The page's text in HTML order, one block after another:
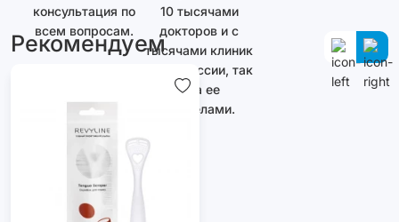
консультация по
всем вопросам.
10 тысячами
докторов и с
тысячами клиник
как в России, так
и за ее
пределами.
Рекомендуем